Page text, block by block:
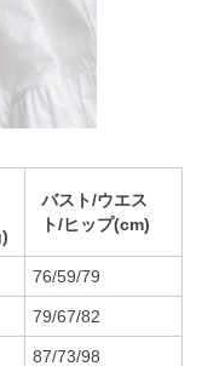
バスト/ウエス
ト/ヒップ(cm)
76/59/79
79/67/82
87/73/98